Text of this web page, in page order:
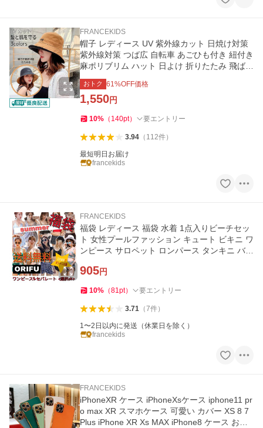
FRANCEKIDS
帽子 レディース UV 紫外線カット 日焼け対策
紫外線対策 つば広 自転車 あごひも付き 紐付き
麻ポリブリム ハット 日よけ 折りたたみ 飛ばな
い 春 夏 母の日
おトク 61%OFF価格
1,550円
10% （ 140pt） 要エントリー
3.94（ 112件）
最短明日お届け
francekids
FRANCEKIDS
福袋 レディース 福袋 水着 1点入りビーチセッ
ト 女性プールファッション キュート ビキニ ワ
ンピース サロペット ロンパース タンキニ バン
905円
10% （81pt） 要エントリー
3.71（7件）
1〜2日以内に発送（休業日を除く）
francekids
FRANCEKIDS
iPhoneXR ケース iPhoneXsケース iphone11 pr
o max XR スマホケース 可愛い カバー XS 8 7
Plus iPhone XR Xs MAX iPhone8 ケース おし